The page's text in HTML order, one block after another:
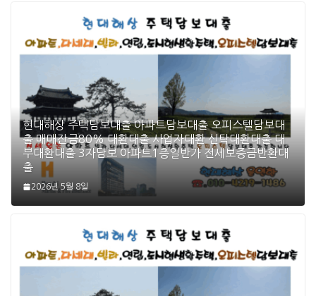
현대해상 주택담보대출 아파트담보대출 오피스텔담보대
출 매매잔금80% 대환대출 사업자대환 신탁대환대출 대
부대환대출 3자담보 아파트1층일반가 전세보증금반환대
출
2026년 5월 8일